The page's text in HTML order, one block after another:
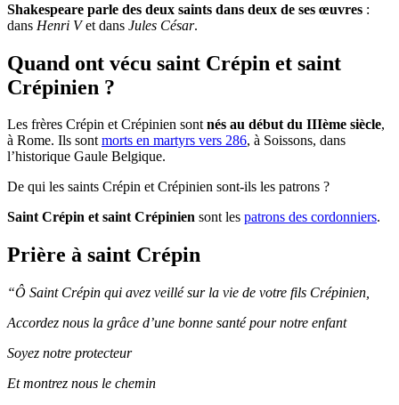
Shakespeare parle des deux saints dans deux de ses œuvres :
dans Henri Vet dans Jules César.
Quand ont vécu saint Crépin et saint
Crépinien ?
Les frères Crépin et Crépinien sontnés au début du IIIème siècle,
à Rome. Ils sontmorts en martyrs vers 286, à Soissons, dans
l’historique Gaule Belgique.
De qui les saints Crépin et Crépinien sont-ils les patrons ?
Saint Crépin et saint Crépinien sont les patrons des cordonniers.
Prière à saint Crépin
“Ô Saint Crépin qui avez veillé sur la vie de votre fils Crépinien,
Accordez nous la grâce d’une bonne santé pour notre enfant
Soyez notre protecteur
Et montrez nous le chemin